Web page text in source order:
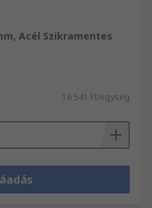
Acél Szikramentes
16 541 Ft/egység